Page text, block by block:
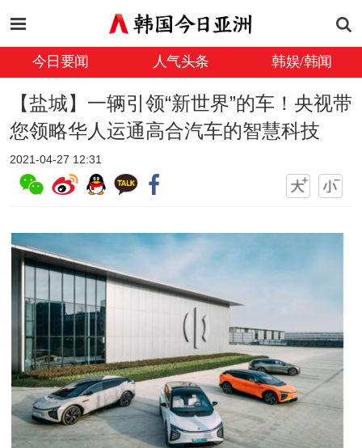
今日要闻 人气头条 韩娱/韩闻
【盐城】一辆引领“新世界”的车！央视带
您领略华人运通高合汽车的智慧科技
2021-04-27 12:31